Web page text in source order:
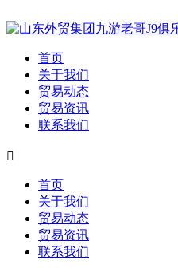
首页
关于我们
贸易动态
贸易资讯
联系我们

首页
关于我们
贸易动态
贸易资讯
联系我们